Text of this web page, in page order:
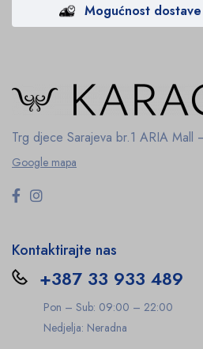
Mogućnost
Trg djece Sarajeva br.1 ARIA Mall
Google mapa
Kontaktirajte nas
+387 33 933 489
Pon – Sub: 09:00 – 22:00
Nedjelja: Neradna